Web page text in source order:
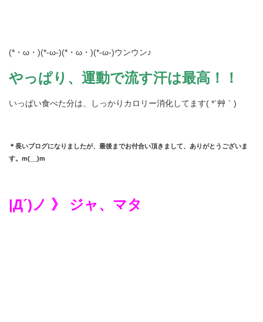
(*・ω・)(*-ω-)(*・ω・)(*-ω-)ウンウン♪
やっぱり、運動で流す汗は最高！！
いっぱい食べた分は、しっかりカロリー消化してます( *´艸｀)
＊長いブログになりましたが、最後までお付合い頂きまして、ありがとうございま
す。m(__)m
|Д´)ノ 》 ジャ、マタ